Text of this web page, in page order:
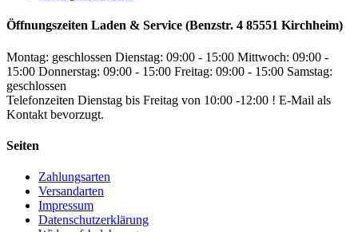
Öffnungszeiten Laden & Service (Benzstr. 4 85551 Kirchheim)
Montag: geschlossen Dienstag: 09:00 - 15:00 Mittwoch: 09:00 -
15:00 Donnerstag: 09:00 - 15:00 Freitag: 09:00 - 15:00 Samstag:
geschlossen
Telefonzeiten Dienstag bis Freitag von 10:00 -12:00 ! E-Mail als
Kontakt bevorzugt.
Seiten
Zahlungsarten
Versandarten
Impressum
Datenschutzerklärung